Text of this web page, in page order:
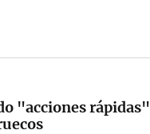
"acciones rápidas"